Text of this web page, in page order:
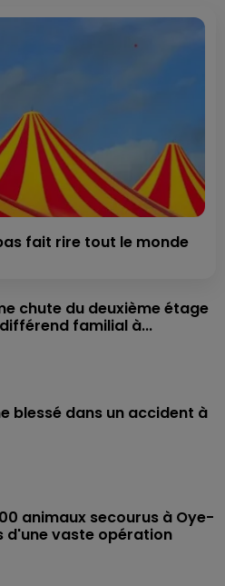
fait rire tout le monde
chute du deuxième étage
familial à...
blessé dans un accident à
animaux secourus à Oye-
d'une vaste opération